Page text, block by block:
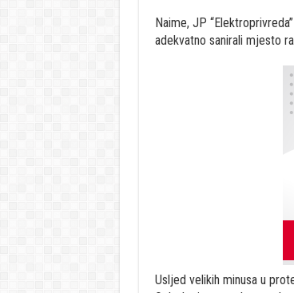
Naime, JP
adekvatno sanirali mjesto
Usljed velikih minusa u